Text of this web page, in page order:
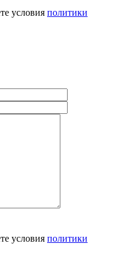
условия политики
условия политики